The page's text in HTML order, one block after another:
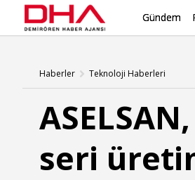
Gündem
Haberler Teknoloji Haberleri
seri